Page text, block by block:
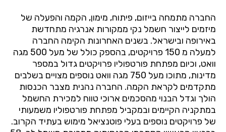
החברה מתמחה בייזום, פיתוח, מימון, הקמה והפעלה של
מיזמים לייצור חשמל נקי ממקורות אנרגיה מתחדשת
באירופה ובישראל. בשנים האחרונות הקימה החברה
למעלה מ
פרויקטים, בהספק כולל של מעל 500 מגה
וואט, וכיום מפתחת פורטפוליו פרויקטים גדול במספר
מדינות, מתוכו מעל 750 מגה וואט נוספים מצויים בשלבים
מתקדמים לקראת הקמה. החברה נהנית מצבר הכנסות
הולך וגדל הבנוי מהסכמים ארוכי טווח למכירת החשמל
במתקניה הקיימים ובמקביל מפתחת פורטפוליו משמעותי
של פרויקטים נוספים בעלי פוטנציאל מימוש בעתיד הקרוב.